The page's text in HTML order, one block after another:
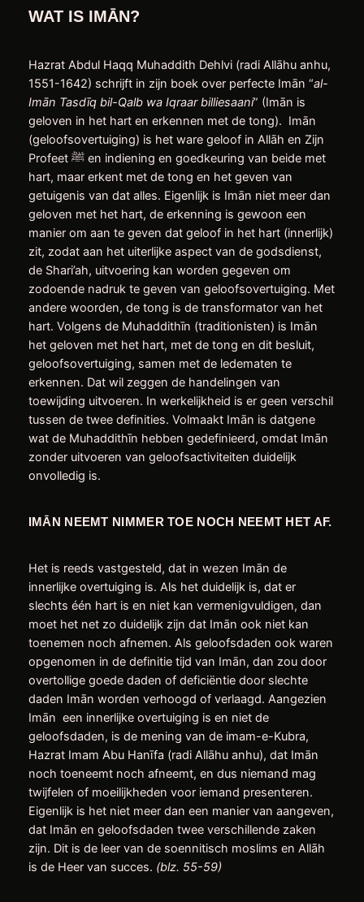
WAT IS IMĀN?
Hazrat Abdul Haqq Muhaddith Dehlvi (radi Allāhu anhu,
1551-1642) schrijft in zijn boek over perfecte Imān “al-
Imān Tasdīq bil-Qalb wa Iqraar billiesaani” (Imān is
geloven in het hart en erkennen met de tong). Imān
(geloofsovertuiging) is het ware geloof in Allāh en Zijn
Profeet ﷺ en indiening en goedkeuring van beide met
hart, maar erkent met de tong en het geven van
getuigenis van dat alles. Eigenlijk is Imān niet meer dan
geloven met het hart, de erkenning is gewoon een
manier om aan te geven dat geloof in het hart (innerlijk)
zit, zodat aan het uiterlijke aspect van de godsdienst,
de Shari’ah, uitvoering kan worden gegeven om
zodoende nadruk te geven van geloofsovertuiging. Met
andere woorden, de tong is de transformator van het
hart. Volgens de Muhaddithīn (traditionisten) is Imān
het geloven met het hart, met de tong en dit besluit,
geloofsovertuiging, samen met de ledematen te
erkennen. Dat wil zeggen de handelingen van
toewijding uitvoeren. In werkelijkheid is er geen verschil
tussen de twee definities. Volmaakt Imān is datgene
wat de Muhaddithīn hebben gedefinieerd, omdat Imān
zonder uitvoeren van geloofsactiviteiten duidelijk
onvolledig is.
IMĀN NEEMT NIMMER TOE NOCH NEEMT HET AF.
Het is reeds vastgesteld, dat in wezen Imān de
innerlijke overtuiging is. Als het duidelijk is, dat er
slechts één hart is en niet kan vermenigvuldigen, dan
moet het net zo duidelijk zijn dat Imān ook niet kan
toenemen noch afnemen. Als geloofsdaden ook waren
opgenomen in de definitie tijd van Imān, dan zou door
overtollige goede daden of deficiëntie door slechte
daden Imān worden verhoogd of verlaagd. Aangezien
Imān een innerlijke overtuiging is en niet de
geloofsdaden, is de mening van de imam-e-Kubra,
Hazrat Imam Abu Hanīfa (radi Allāhu anhu), dat Imān
noch toeneemt noch afneemt, en dus niemand mag
twijfelen of moeilijkheden voor iemand presenteren.
Eigenlijk is het niet meer dan een manier van aangeven,
dat Imān en geloofsdaden twee verschillende zaken
zijn. Dit is de leer van de soennitisch moslims en Allāh
is de Heer van succes. (blz. 55-59)